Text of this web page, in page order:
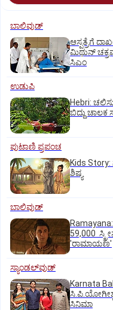
ಬಾಲಿವುಡ್‌
ಆಸ್ಪತ್ರೆಗೆ
ಮಿಥುನ್
ಸಿಎಂ
ಉಡುಪಿ
Hebri:
ಬಿದ್ದು ಚಾಲಕ
ಪುಟಾಣಿ ಪ್ರಪಂಚ
Kids Story:
ಶಿಷ್ಯ
ಬಾಲಿವುಡ್‌
59,000
'ರಾಮಾಯಣ'
ಸ್ಯಾಂಡಲ್‌ವುಡ್‌
Karnata
ಸಿನಿಮಾ